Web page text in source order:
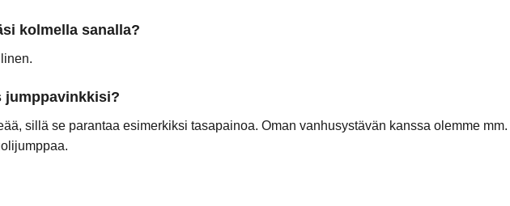
kolmella sanalla?
jumppavinkkisi?
sillä se parantaa esimerkiksi tasapainoa. Oman vanhusystävän kanssa olemme